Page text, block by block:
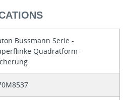
Bussmann Serie -
Quadratform-